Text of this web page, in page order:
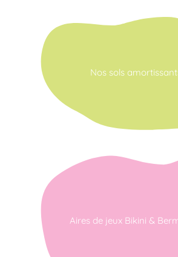
Nos sols
Aires de jeux Bikini &